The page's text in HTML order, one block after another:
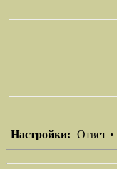
Настройки: Ответ •